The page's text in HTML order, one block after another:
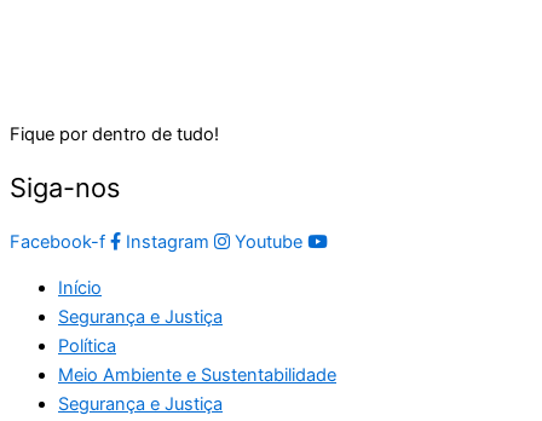
Fique por dentro de tudo!
Siga-nos
Facebook-f Instagram Youtube
Início
Segurança e Justiça
Política
Meio Ambiente e Sustentabilidade
Segurança e Justiça